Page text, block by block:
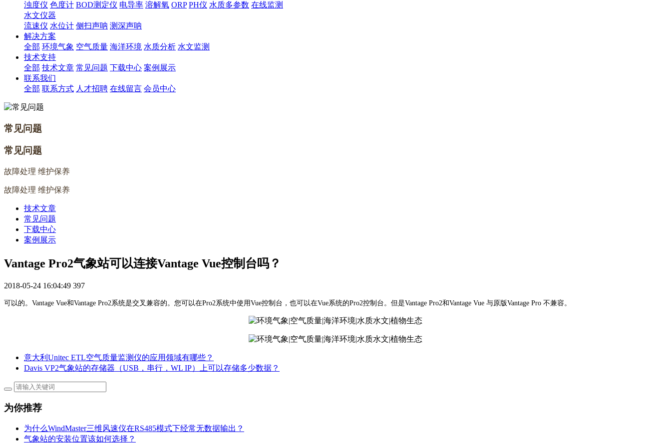
浊度仪 色度计 BOD测定仪 电导率 溶解氧 ORP PH仪 水质多参数 在线监测
水文仪器
流速仪 水位计 侧扫声呐 测深声呐
解决方案
全部 环境气象 空气质量 海洋环境 水质分析 水文监测
技术支持
全部 技术文章 常见问题 下载中心 案例展示
联系我们
全部 联系方式 人才招聘 在线留言 会员中心
常见问题
常见问题
故障处理 维护保养
故障处理 维护保养
技术文章
常见问题
下载中心
案例展示
Vantage Pro2气象站可以连接Vantage Vue控制台吗？
2018-05-24 16:04:49 397
可以的。Vantage Vue和Vantage Pro2系统是交叉兼容的。您可以在Pro2系统中使用Vue控制台，也可以在Vue系统的Pro2控制台。但是Vantage Pro2和Vantage Vue 与原版Vantage Pro 不兼容。
意大利Unitec ETL空气质量监测仪的应用领域有哪些？
Davis VP2气象站的存储器（USB，串行，WL IP）上可以存储多少数据？
为你推荐
为什么WindMaster三维风速仪在RS485模式下经常无数据输出？
气象站的安装位置该如何选择？